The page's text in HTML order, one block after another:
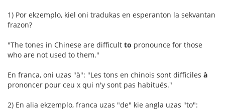
1) Por ekzemplo, kiel oni tradukas en esperanton la sekvantan
frazon?
"The tones in Chinese are difficult to pronounce for those
who are not used to them."
En franca, oni uzas "à": "Les tons en chinois sont difficiles à
prononcer pour ceu x qui n'y sont pas habitués."
2) En alia ekzemplo, franca uzas "de" kie angla uzas "to":